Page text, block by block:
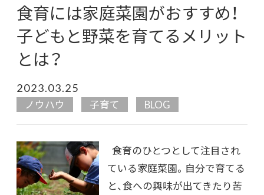
食育には家庭菜園がおすすめ！
子どもと野菜を育てるメリット
とは？
2023.03.25
ノウハウ 子育て BLOG
食育のひとつとして注目され
ている家庭菜園。自分で育てる
と、食への興味が出てきたり苦